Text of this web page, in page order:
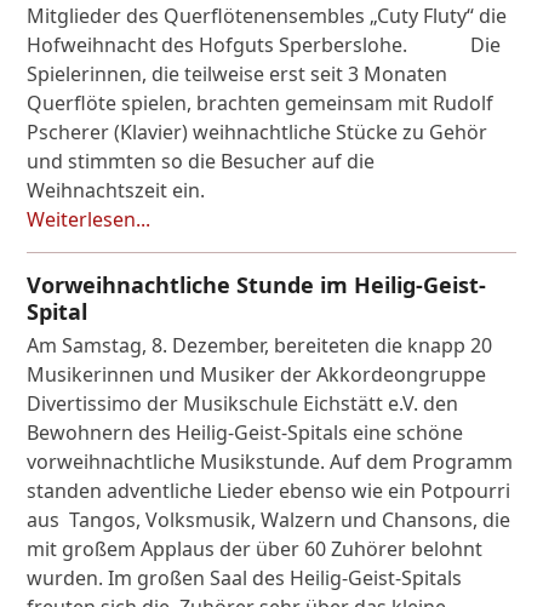
Mitglieder des Querflötenensembles „Cuty Fluty“ die
Hofweihnacht des Hofguts Sperberslohe. Die
Spielerinnen, die teilweise erst seit 3 Monaten
Querflöte spielen, brachten gemeinsam mit Rudolf
Pscherer (Klavier) weihnachtliche Stücke zu Gehör
und stimmten so die Besucher auf die
Weihnachtszeit ein.
Weiterlesen...
Vorweihnachtliche Stunde im Heilig-Geist-
Spital
Am Samstag, 8. Dezember, bereiteten die knapp 20
Musikerinnen und Musiker der Akkordeongruppe
Divertissimo der Musikschule Eichstätt e.V. den
Bewohnern des Heilig-Geist-Spitals eine schöne
vorweihnachtliche Musikstunde. Auf dem Programm
standen adventliche Lieder ebenso wie ein Potpourri
aus Tangos, Volksmusik, Walzern und Chansons, die
mit großem Applaus der über 60 Zuhörer belohnt
wurden. Im großen Saal des Heilig-Geist-Spitals